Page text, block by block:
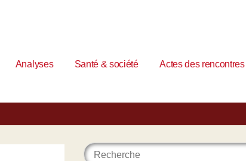
Analyses Santé & société Actes des rencontres